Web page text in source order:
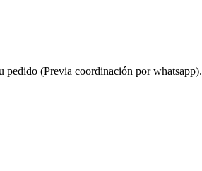
pedido (Previa coordinación por whatsapp).